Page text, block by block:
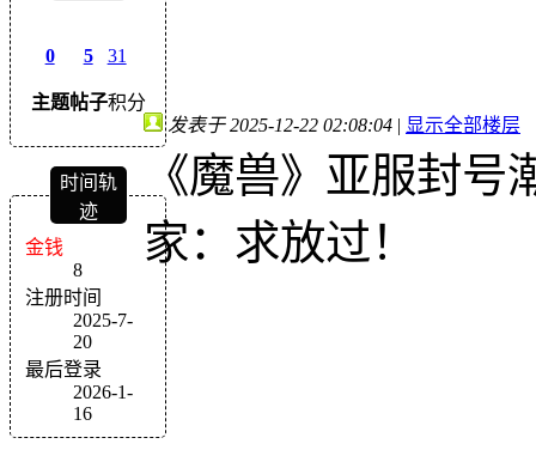
0
主题
5
帖子
31
积分
时间轨
迹
金钱
8
注册时间
2025-7-
20
最后登录
2026-1-
16
发表于 2025-12-22 02:08:04 | 显示全部楼层
《魔兽》亚服封
家：求放过！